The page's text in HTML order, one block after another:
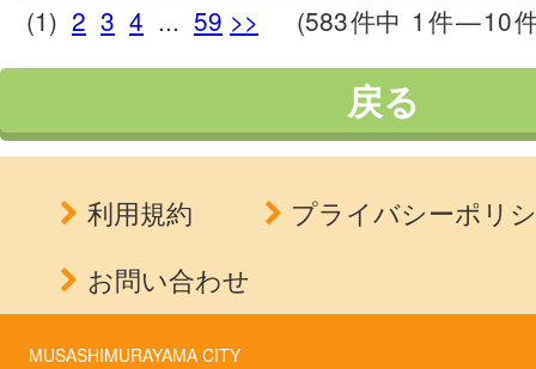
(1) 2 3 4 ... 59 >> (583件中 1 件—10
戻る
利用規約
プライバシーポリ
お問い合わせ
MUSASHIMURAYAMA CITY